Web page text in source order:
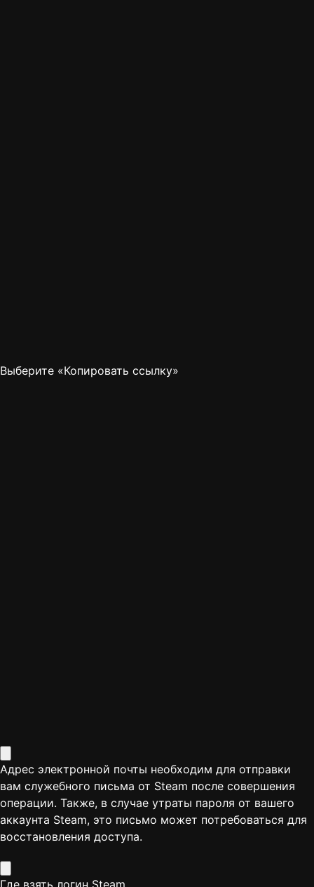
Выберите «Копировать ссылку»
Адрес электронной почты необходим для отправки
вам служебного письма от Steam после совершения
операции. Также, в случае утраты пароля от вашего
аккаунта Steam, это письмо может потребоваться для
восстановления доступа.